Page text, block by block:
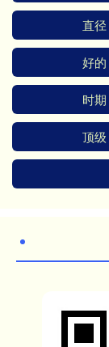
直径
好的
时期
顶级